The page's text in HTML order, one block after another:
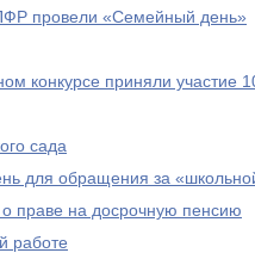
провели «Семейный день»
конкурсе приняли участие
сада
для обращения за
праве на досрочную пенсию
работе